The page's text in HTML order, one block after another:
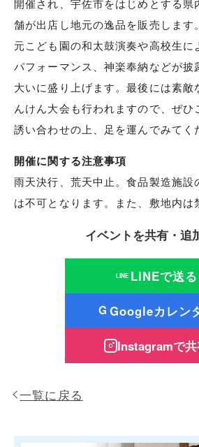
開催され、宇佐市をはじめとする県
舗が出店し地元の逸品を販売します
元こども園の和太鼓演奏や高校生に
パフォーマンス、神楽奉納などが披
大いに盛り上げます。最後には素敵
んけん大会も行われますので、ぜひ
誘い合わせの上、足を運んでみてく
開催に関する注意事項
雨天決行、荒天中止。食品製造施設
は不可となります。また、敷地内は
イベントを共有・追
LINE LINEで送る
G Googleカレン
Instagramで
一覧に戻る